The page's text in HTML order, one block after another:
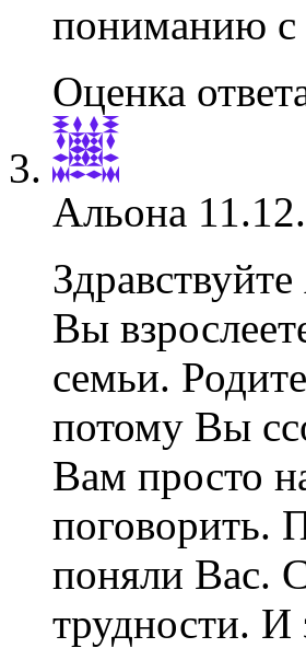
пониманию с
Оценка
Альона
Вы
семьи.
потому Вы
Вам просто
поговорить.
поняли Вас.
трудности. И